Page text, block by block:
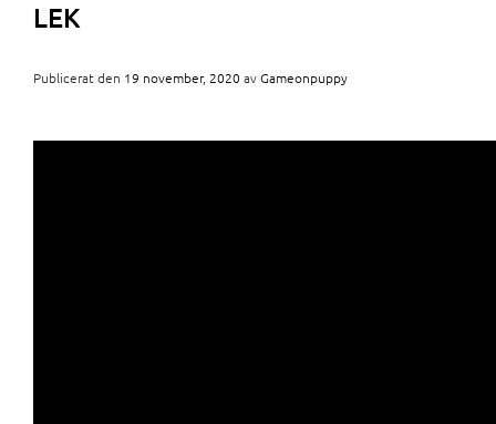
LEK
Publicerat den 19 november, 2020 avGameonpuppy